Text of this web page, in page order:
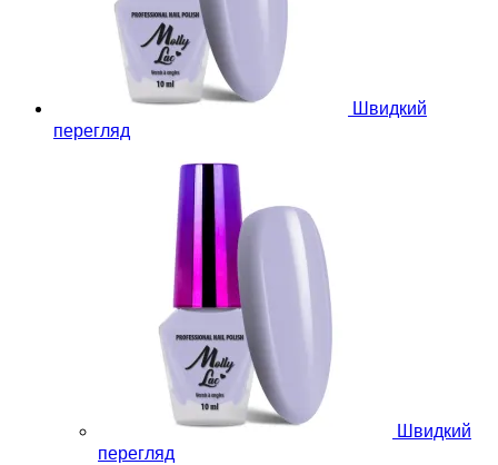
Швидкий
перегляд
Швидкий
перегляд